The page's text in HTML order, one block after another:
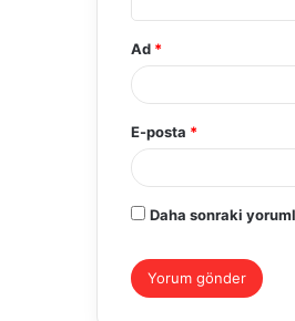
Ad *
E-posta *
Daha sonraki